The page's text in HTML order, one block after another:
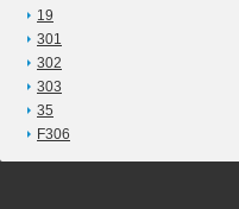
19
301
302
303
35
F306